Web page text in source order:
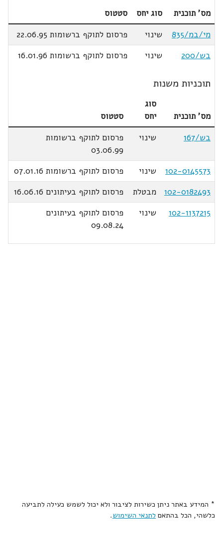
מס' תוכנית סוג יחס
סטטוס
מי/במ/835
שינוי
פרסום לתוקף ברשומות 22.06.95
בש/200
שינוי פרסום לתוקף ברשומות 16.01.96
תוכניות משנות
מס' תוכנית
סוג
יחס
סטטוס
בש/167
שינוי
פרסום לתוקף ברשומות
03.06.99
102-0145573
שינוי
פרסום לתוקף ברשומות 07.01.16
102-0182493
מבטלת
פרסום לתוקף בעיתונים 16.06.16
102-1137215
שינוי
פרסום לתוקף בעיתונים
09.08.24
* המידע באתר ניתן כשירות לציבור ולא יכול לשמש כעילה לתביעה
כלשהי, הכל בהתאם לתנאי השימוש.